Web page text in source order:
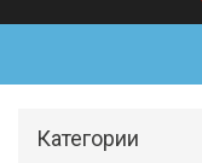
Категории